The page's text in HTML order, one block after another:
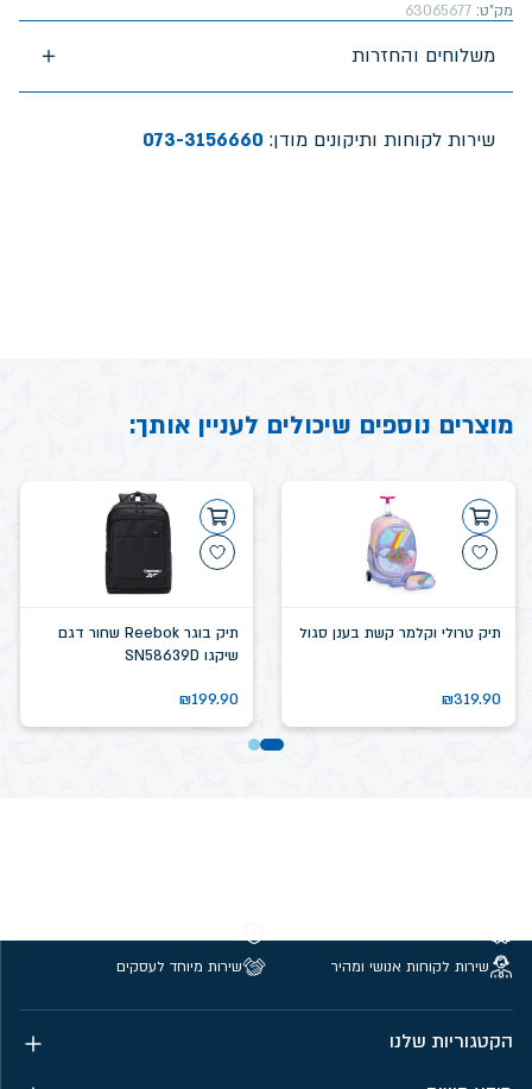
מק"ט: 63065677
משלוחים והחזרות
שירות לקוחות ותיקונים מודן: 073-3156660
מוצרים נוספים שיכולים לעניין אותך:
תיק טרולי וקלמר קשת בענן סגול
₪319.90
תיק בוגר Reebok שחור דגם
שיקגו SN58639D
₪199.90
שירות לקוחות אנושי ומהיר
שירות מיוחד לעסקים
הקטגוריות שלנו